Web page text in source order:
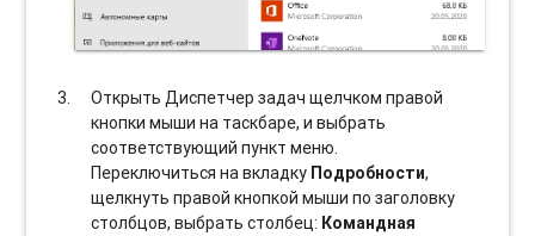
Открыть Диспетчер задач щелчком правой
кнопки мыши на таскбаре, и выбрать
соотвeтствующий пункт меню.
Переключиться на вкладку Подробности,
щелкнуть правой кнопкой мыши по заголовку
столбцов, выбрать столбец: Командная